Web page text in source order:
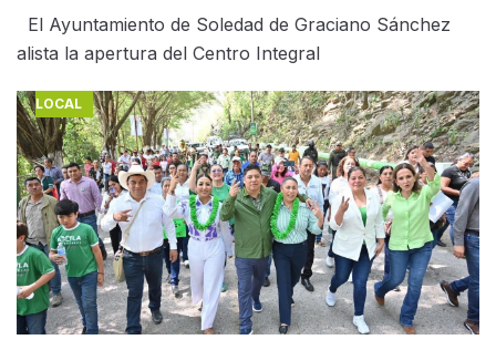
El Ayuntamiento de Soledad de Graciano Sánchez
alista la apertura del Centro Integral
LOCAL